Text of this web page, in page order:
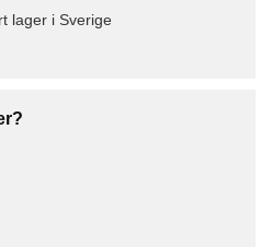
lager i Sverige